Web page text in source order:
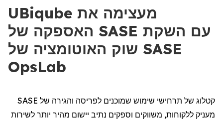
UBiqube מעצימה את
האספקה של SASE עם השקת
שוק האוטומציה של SASE
OpsLab
קטלוג של תרחישי שימוש שמוכנים לפריסה והגירה של SASE
מעניק ללקוחות, משווקים וספקים נתיב יישום מהיר יותר לשירות